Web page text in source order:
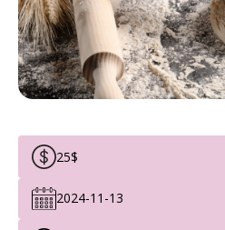
25$
2024-11-13